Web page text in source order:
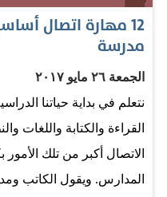
امتنع عن الحديث عن
مشاكل الآخرين. إذا
سيتجنب الأخرون التواجد
إن الاستمرار بالحديث عن
تجنب، قدر المستطاع،
12 مهارة اتصال
مدرسة
الجمعة ٢٦ مايو ٢٠١٧
نتعلم في بداية حياتنا
القراءة والكتابة واللغات
الاتصال أكبر من تلك
المدارس. ويقول الكاتب